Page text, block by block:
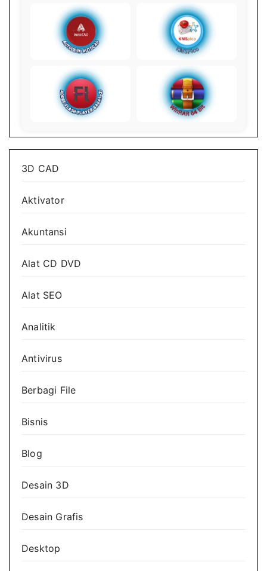
3D CAD
Aktivator
Akuntansi
Alat CD DVD
Alat SEO
Analitik
Antivirus
Berbagi File
Bisnis
Blog
Desain 3D
Desain Grafis
Desktop